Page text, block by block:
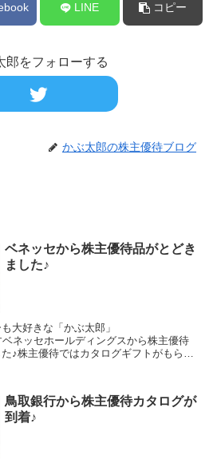
LINE コピー
郎をフォローする
かぶ太郎の株主優待ブログ
ベネッセから株主優待品がとどき
ました♪
大好きな「かぶ太郎」
ベネッセホールディングスから株主優待
♪株主優待ではカタログギフトがもらえ
鳥取銀行から株主優待カタログが
到着♪